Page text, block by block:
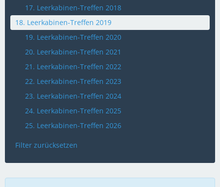
17. Leerkabinen-Treffen 2018
18. Leerkabinen-Treffen 2019
19. Leerkabinen-Treffen 2020
20. Leerkabinen-Treffen 2021
21. Leerkabinen-Treffen 2022
22. Leerkabinen-Treffen 2023
23. Leerkabinen-Treffen 2024
24. Leerkabinen-Treffen 2025
25. Leerkabinen-Treffen 2026
Filter zurücksetzen